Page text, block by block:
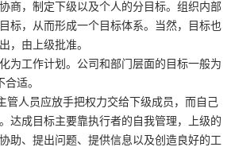
商，制定下级以及个人的分目标。组织内部
标，从而形成一个目标体系。当然，目标也
，由上级批准。
为工作计划。公司和部门层面的目标一般为
适。
管人员应放手把权力交给下级成员，而自己
达成目标主要靠执行者的自我管理，上级的
助、提出问题、提供信息以及创造良好的工